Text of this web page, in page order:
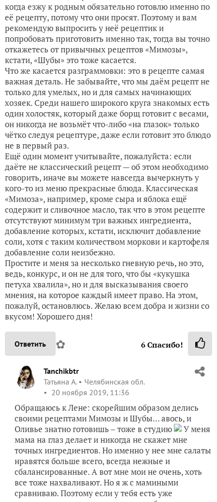
когда езжу к родным обязательно готовлю именно по
её рецепту, потому что они просят. Поэтому и вам
рекомендую выпросить у неё рецептик и
попробовать приготовить именно так, тогда вы точно
откажетесь от привычных рецептов «Мимозы»,
кстати, «Шубы» это тоже касается.
Что же касается разграммовки: это в рецепте самая
важная деталь. Не забывайте, что мы даём рецепт не
только для умелых, но и для самых начинающих
хозяек. Среди нашего широкого круга знакомых есть
один холостяк, который даже борщ готовит с весами,
он никогда не возьмёт что-либо «на глазок» только
чётко следуя рецептуре, даже если готовит это блюдо
не в первый раз.
Ещё один момент учитывайте, пожалуйста: если
даёте не классический рецепт — об этом необходимо
говорить, иначе вы можете навсегда вычеркнуть у
кого-то из меню прекрасные блюда. Классическая
«Мимоза», например, кроме сыра и яблока ещё
содержит и сливочное масло, так что в этом рецепте
отсутствуют минимум три важных ингредиента,
добавление которых, кстати, исключит добавление
соли, хотя с таким количеством моркови и картофеля
добавление соли неизбежно.
Простите и меня за несколько гневную речь, но это,
ведь, конкурс, и он не для того, что бы «кукушка
петуха хвалила», но и для высказывания своего
мнения, на которое каждый имеет право. На этом,
пожалуй, остановлюсь. Желаю всем добра и жизни со
вкусом! Хорошего дня!
Ответить ✿ 6Спасибо!
Tanchikbtr
Татьяна А.
Челябинская обл.
20 ноября 2019, 11:36
Обращаюсь к Лене: скорейшим образом делись
своими рецептами Мимозы и Шубы… авось, и
Оливье знатно готовишь – тоже в студию
У меня
мама на глаз делает и никогда не скажет мне
точных ингредиентов. Но именно у нее мне салаты
нравятся больше всего, всегда нежные и
сбалансированные. А вот мне мои не очень, хоть
все тоже нахваливают. Но я ж с мамиными
сравниваю. Поэтому если у тебя есть уже